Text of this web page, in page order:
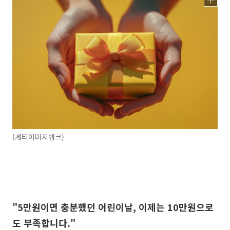
(게티이미지뱅크)
"5만원이면 충분했던 어린이날, 이제는 10만원으로
도 부족합니다."